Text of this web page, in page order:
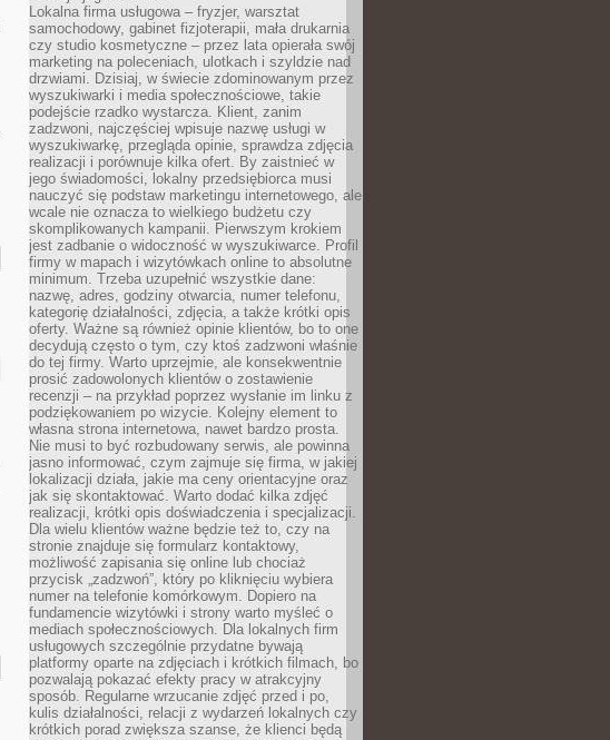
Lokalna firma usługowa – fryzjer, warsztat
samochodowy, gabinet fizjoterapii, mała drukarnia
czy studio kosmetyczne – przez lata opierała swój
marketing na poleceniach, ulotkach i szyldzie nad
drzwiami. Dzisiaj, w świecie zdominowanym przez
wyszukiwarki i media społecznościowe, takie
podejście rzadko wystarcza. Klient, zanim
zadzwoni, najczęściej wpisuje nazwę usługi w
wyszukiwarkę, przegląda opinie, sprawdza zdjęcia
realizacji i porównuje kilka ofert. By zaistnieć w
jego świadomości, lokalny przedsiębiorca musi
nauczyć się podstaw marketingu internetowego, ale
wcale nie oznacza to wielkiego budżetu czy
skomplikowanych kampanii. Pierwszym krokiem
jest zadbanie o widoczność w wyszukiwarce. Profil
firmy w mapach i wizytówkach online to absolutne
minimum. Trzeba uzupełnić wszystkie dane:
nazwę, adres, godziny otwarcia, numer telefonu,
kategorię działalności, zdjęcia, a także krótki opis
oferty. Ważne są również opinie klientów, bo to one
decydują często o tym, czy ktoś zadzwoni właśnie
do tej firmy. Warto uprzejmie, ale konsekwentnie
prosić zadowolonych klientów o zostawienie
recenzji – na przykład poprzez wysłanie im linku z
podziękowaniem po wizycie. Kolejny element to
własna strona internetowa, nawet bardzo prosta.
Nie musi to być rozbudowany serwis, ale powinna
jasno informować, czym zajmuje się firma, w jakiej
lokalizacji działa, jakie ma ceny orientacyjne oraz
jak się skontaktować. Warto dodać kilka zdjęć
realizacji, krótki opis doświadczenia i specjalizacji.
Dla wielu klientów ważne będzie też to, czy na
stronie znajduje się formularz kontaktowy,
możliwość zapisania się online lub chociaż
przycisk „zadzwoń”, który po kliknięciu wybiera
numer na telefonie komórkowym. Dopiero na
fundamencie wizytówki i strony warto myśleć o
mediach społecznościowych. Dla lokalnych firm
usługowych szczególnie przydatne bywają
platformy oparte na zdjęciach i krótkich filmach, bo
pozwalają pokazać efekty pracy w atrakcyjny
sposób. Regularne wrzucanie zdjęć przed i po,
kulis działalności, relacji z wydarzeń lokalnych czy
krótkich porad zwiększa szanse, że klienci będą